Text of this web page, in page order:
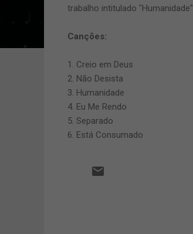
trabalho intitulado "Humanidade".
Canções:
1. Creio em Deus
2. Não Desista
3. Humanidade
4. Eu Me Rendo
5. Separado
6. Está Consumado